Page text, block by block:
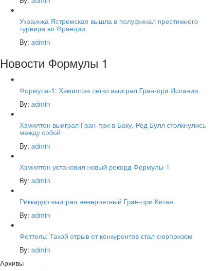
Украинка Ястремская вышла в полуфинал престижного
турнира во Франции
By: admin
Новости Формулы 1
Формула-1: Хэмилтон легко выиграл Гран-при Испании
By: admin
Хэмилтон выиграл Гран-при в Баку, Ред Булл столкнулись
между собой
By: admin
Хэмилтон установил новый рекорд Формулы-1
By: admin
Риккардо выиграл невероятный Гран-при Китая
By: admin
Феттель: Такой отрыв от конкурентов стал сюрпризом
By: admin
Архивы